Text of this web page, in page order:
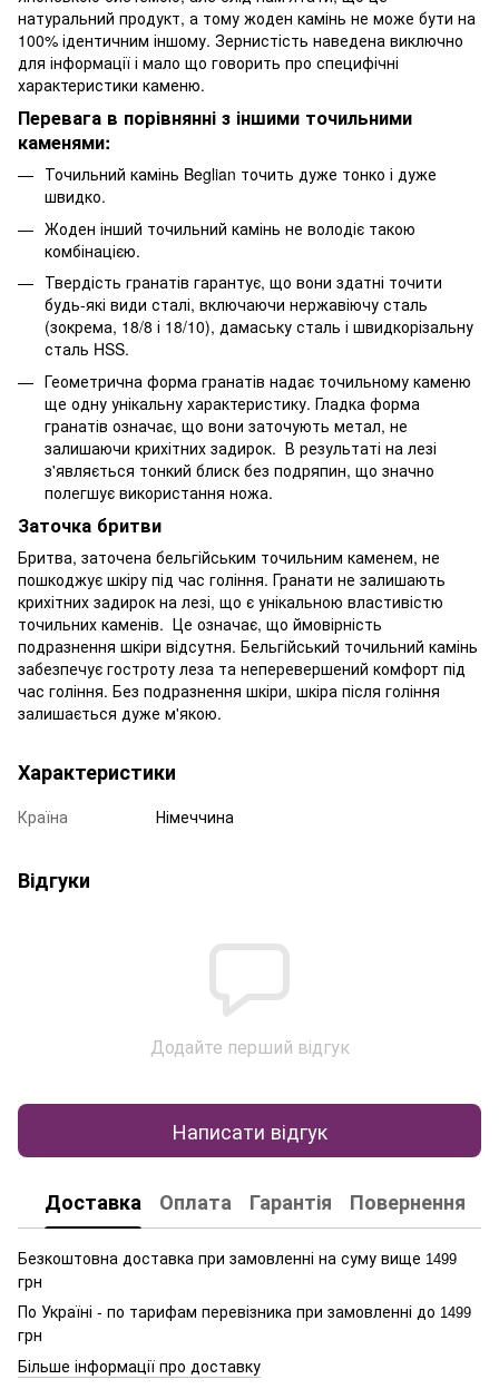
натуральний продукт, а тому жоден камінь не може бути на
100% ідентичним іншому. Зернистість наведена виключно
для інформації і мало що говорить про специфічні
характеристики каменю.
Перевага в порівнянні з іншими точильними
каменями:
Точильний камінь Beglian точить дуже тонко і дуже
швидко.
Жоден інший точильний камінь не володіє такою
комбінацією.
Твердість гранатів гарантує, що вони здатні точити
будь-які види сталі, включаючи нержавіючу сталь
(зокрема, 18/8 і 18/10), дамаську сталь і швидкорізальну
сталь HSS.
Геометрична форма гранатів надає точильному каменю
ще одну унікальну характеристику. Гладка форма
гранатів означає, що вони заточують метал, не
залишаючи крихітних задирок. В результаті на лезі
з'являється тонкий блиск без подряпин, що значно
полегшує використання ножа.
Заточка бритви
Бритва, заточена бельгійським точильним каменем, не
пошкоджує шкіру під час гоління. Гранати не залишають
крихітних задирок на лезі, що є унікальною властивістю
точильних каменів. Це означає, що ймовірність
подразнення шкіри відсутня. Бельгійський точильний камінь
забезпечує гостроту леза та неперевершений комфорт під
час гоління. Без подразнення шкіри, шкіра після гоління
залишається дуже м'якою.
Характеристики
Країна Німеччина
Відгуки
Додайте перший відгук
Написати відгук
Доставка Оплата Гарантія Повернення
Безкоштовна доставка при замовленні на суму вище 1499
грн
По Україні - по тарифам перевізника при замовленні до 1499
грн
Більше інформації про доставку